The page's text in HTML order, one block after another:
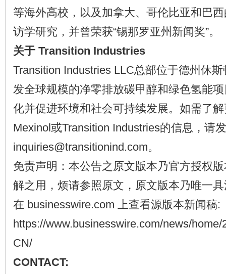
等海外高校，以及加拿大、哥伦比亚和巴
访学研究，并曾荣获“锡那罗亚州新闻奖”。
关于 Transition Industries
Transition Industries LLC总部位于德州休
发全球规模的净零排放碳甲醇和绿色氢能
化并促进环境和社会可持续发展。如需了
Mexinol或Transition Industries的信息，请
inquiries@transitionind.com。
免责声明：本公告之原文版本乃官方授权
解之用，烦请参照原文，原文版本乃唯一
在 businesswire.com 上查看源版本新闻稿:
https://www.businesswire.com/news/
CN/
CONTACT: